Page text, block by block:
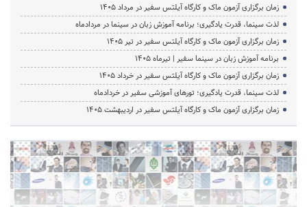
زمان برگزاری آزمون ماک و کارگاه آیلتس سفیر در مرداد 1405
لذت سینما، قدرت یادگیری؛ برنامه آموزش زبان در سینما در مردادماه
زمان برگزاری آزمون ماک و کارگاه آیلتس سفیر در تیر 1405
برنامه آموزش زبان در سینما سفیر | تیرماه ۱۴۰۵
زمان برگزاری آزمون ماک و کارگاه آیلتس سفیر در خرداد 1405
لذت سینما، قدرت یادگیری؛ تورهای آموزشی سفیر در خردادماه
زمان برگزاری آزمون ماک و کارگاه آیلتس سفیر در اردیبهشت 1405